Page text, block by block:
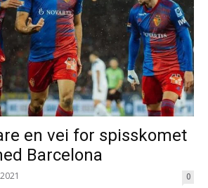
en vei for spisskomet
Barcelona
0